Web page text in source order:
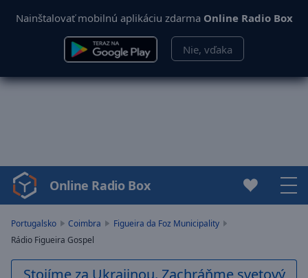
Nainštalovať mobilnú aplikáciu zdarma Online Radio Box
Nie, vďaka
Video
Player
loading.
Video
Online Radio Box
Portugalsko Coimbra
Figueira da Foz Municipality
Rádio Figueira Gospel
Stojíme za Ukrajinou. Zachráňme svetový